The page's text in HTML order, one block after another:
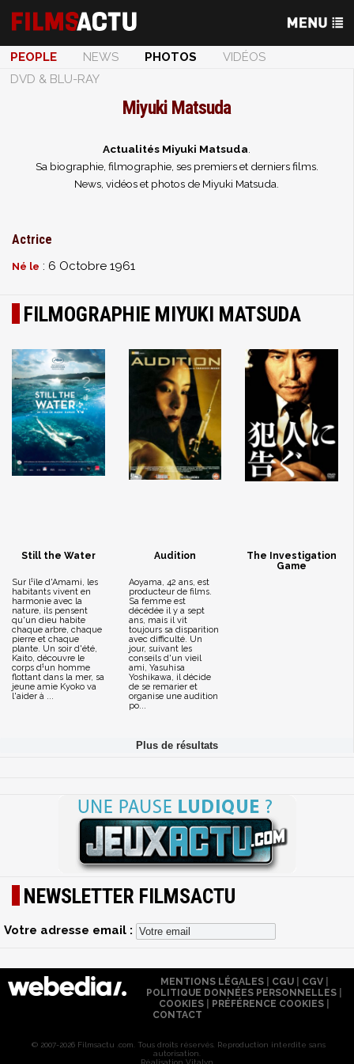
PEOPLE NEWS PHOTOS
VIDÉOS
DVD & BLU-RAY
Miyuki Matsuda
Actualités Miyuki Matsuda
Sa biographie, filmographie, ses premiers et derniers films.
News, vidéos et photos de Miyuki Matsuda.
Actrice
Né le : 6 Octobre 1961
FILMOGRAPHIE MIYUKI MATSUDA
Still the Water
Sur l¹île d'Amami, les
habitants vivent en
harmonie avec la
nature, ils pensent
qu'un dieu habite
chaque arbre, chaque
pierre et chaque
plante. Un soir d'été,
Kaito, découvre le
corps d¹un homme
flottant dans la mer, sa
jeune amie Kyoko va
l'aider à ...
Audition
Aoyama, 42 ans, est
producteur de films.
Sa femme est
décédée il y a sept
ans, mais il vit
toujours sa disparition
avec difficulté. Un
jour, suivant les
conseils d'un vieil
ami, Yasuhisa
Yoshikawa, il décide
de se remarier et
organise une audition
po...
The Investigation
Game
NEWSLETTER FILMSACTU
Votre adresse email :
MENTIONS LÉGALES| CGU| CGV|
POLITIQUE DONNÉES PERSONNELLES
COOKIES
PRÉFÉRENCE COOKIES
CONTACT
© 2007-2026 Filmsactu .com. Tous droits réservés. Reproduction interdite sans
autorisation.
Réalisation Vitalyn